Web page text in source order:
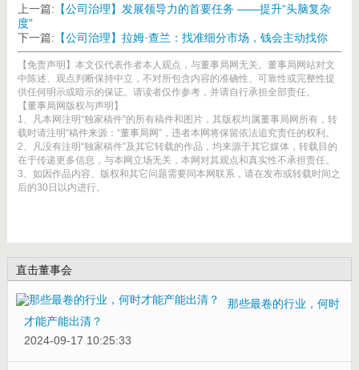
上一篇: 【公司治理】发展领导力的首要任务 ——提升“头脑复杂
度”
下一篇: 【公司治理】拉姆·查兰：找准细分市场，钱会主动找你
【免责声明】本文仅代表作者本人观点，与董事局网无关。董事局网站对文
中陈述、观点判断保持中立，不对所包含内容的准确性、可靠性或完整性提
供任何明示或暗示的保证。请读者仅作参考，并请自行承担全部责任。
【董事局网版权与声明】
1、凡本网注明“独家稿件”的所有稿件和图片，其版权均属董事局网所有，转
载时请注明“稿件来源：“董事局网”，违者本网将保留依法追究责任的权利。
2、凡没有注明“独家稿件”及其它转载的作品，均来源于其它媒体，转载目的
在于传递更多信息，与本网立场无关，本网对其观点和真实性不承担责任。
3、如因作品内容、版权和其它问题需要同本网联系，请在发布或转载时间之
后的30日以内进行。
直击董事会
那些最卷的行业，何时
才能产能出清？
2024-09-17 10:25:33